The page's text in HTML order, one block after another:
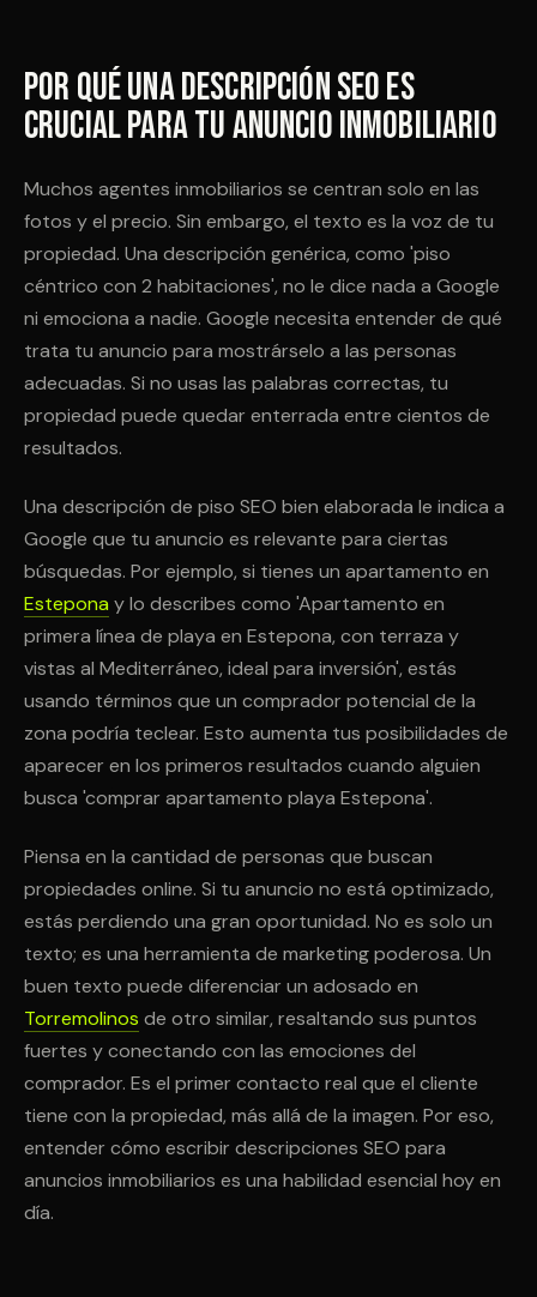
Por Qué una Descripción SEO Es
Crucial para Tu Anuncio Inmobiliario
Muchos agentes inmobiliarios se centran solo en las
fotos y el precio. Sin embargo, el texto es la voz de tu
propiedad. Una descripción genérica, como 'piso
céntrico con 2 habitaciones', no le dice nada a Google
ni emociona a nadie. Google necesita entender de qué
trata tu anuncio para mostrárselo a las personas
adecuadas. Si no usas las palabras correctas, tu
propiedad puede quedar enterrada entre cientos de
resultados.
Una descripción de piso SEO bien elaborada le indica a
Google que tu anuncio es relevante para ciertas
búsquedas. Por ejemplo, si tienes un apartamento en
Estepona y lo describes como 'Apartamento en
primera línea de playa en Estepona, con terraza y
vistas al Mediterráneo, ideal para inversión', estás
usando términos que un comprador potencial de la
zona podría teclear. Esto aumenta tus posibilidades de
aparecer en los primeros resultados cuando alguien
busca 'comprar apartamento playa Estepona'.
Piensa en la cantidad de personas que buscan
propiedades online. Si tu anuncio no está optimizado,
estás perdiendo una gran oportunidad. No es solo un
texto; es una herramienta de marketing poderosa. Un
buen texto puede diferenciar un adosado en
Torremolinos de otro similar, resaltando sus puntos
fuertes y conectando con las emociones del
comprador. Es el primer contacto real que el cliente
tiene con la propiedad, más allá de la imagen. Por eso,
entender cómo escribir descripciones SEO para
anuncios inmobiliarios es una habilidad esencial hoy en
día.